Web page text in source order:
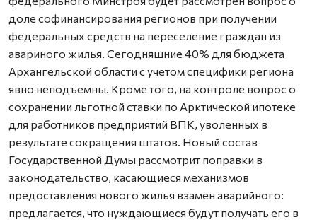
доле софинансирования регионов при получении
федеральных средств на переселение граждан из
авариного жилья. Сегодняшние 40% для бюджета
Архангельской области с учетом специфики региона
явно неподъемны. Кроме того, на контроле вопрос о
сохранении льготной ставки по Арктической ипотеке
для работников предприятий ВПК, уволенных в
результате сокращения штатов. Новый состав
Государственной Думы рассмотрит поправки в
законодательство, касающиеся механизмов
предоставления нового жилья взамен аварийного:
предлагается, что нуждающиеся будут получать его в